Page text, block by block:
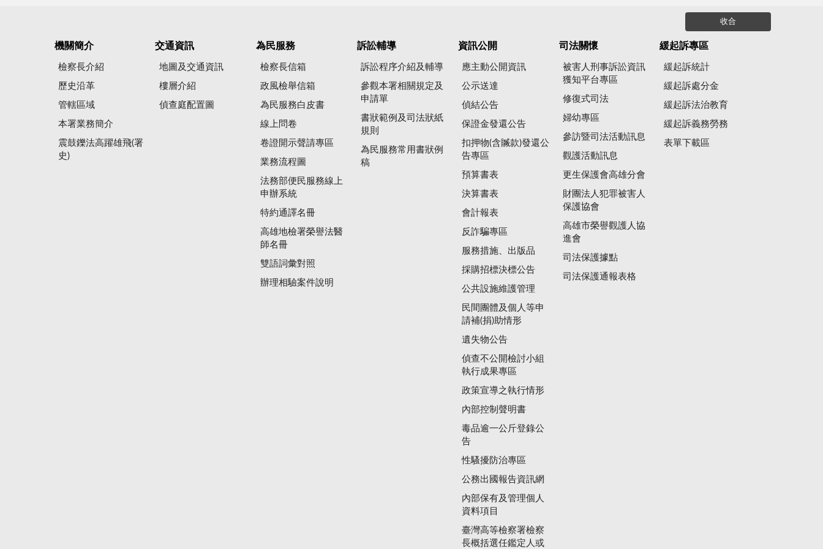
收合
機關簡介
檢察長介紹
歷史沿革
管轄區域
本署業務簡介
震鼓鑠法高躍雄飛(署
史)
交通資訊
地圖及交通資訊
樓層介紹
偵查庭配置圖
為民服務
檢察長信箱
政風檢舉信箱
為民服務白皮書
線上問卷
卷證開示聲請專區
業務流程圖
法務部便民服務線上
申辦系統
特約通譯名冊
高雄地檢署榮譽法醫
師名冊
雙語詞彙對照
辦理相驗案件說明
訴訟輔導
訴訟程序介紹及輔導
參觀本署相關規定及
申請單
書狀範例及司法狀紙
規則
為民服務常用書狀例
稿
資訊公開
應主動公開資訊
公示送達
偵結公告
保證金發還公告
扣押物(含贓款)發還公
告專區
預算書表
決算書表
會計報表
反詐騙專區
服務措施、出版品
採購招標決標公告
公共設施維護管理
民間團體及個人等申
請補(捐)助情形
遺失物公告
偵查不公開檢討小組
執行成果專區
政策宣導之執行情形
內部控制聲明書
毒品逾一公斤登錄公
告
性騷擾防治專區
公務出國報告資訊網
內部保有及管理個人
資料項目
臺灣高等檢察署檢察
長概括選任鑑定人或
司法關懷
被害人刑事訴訟資訊
獲知平台專區
修復式司法
婦幼專區
參訪暨司法活動訊息
觀護活動訊息
更生保護會高雄分會
財團法人犯罪被害人
保護協會
高雄市榮譽觀護人協
進會
司法保護據點
司法保護通報表格
緩起訴專區
緩起訴統計
緩起訴處分金
緩起訴法治教育
緩起訴義務勞務
表單下載區